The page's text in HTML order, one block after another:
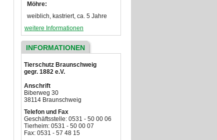
Möhre:
weiblich, kastriert, ca. 5 Jahre
weitere Informationen
INFORMATIONEN
Tierschutz Braunschweig
gegr. 1882 e.V.
Anschrift
Biberweg 30
38114 Braunschweig
Telefon und Fax
Geschäftsstelle: 0531 - 50 00 06
Tierheim: 0531 - 50 00 07
Fax: 0531 - 57 48 15